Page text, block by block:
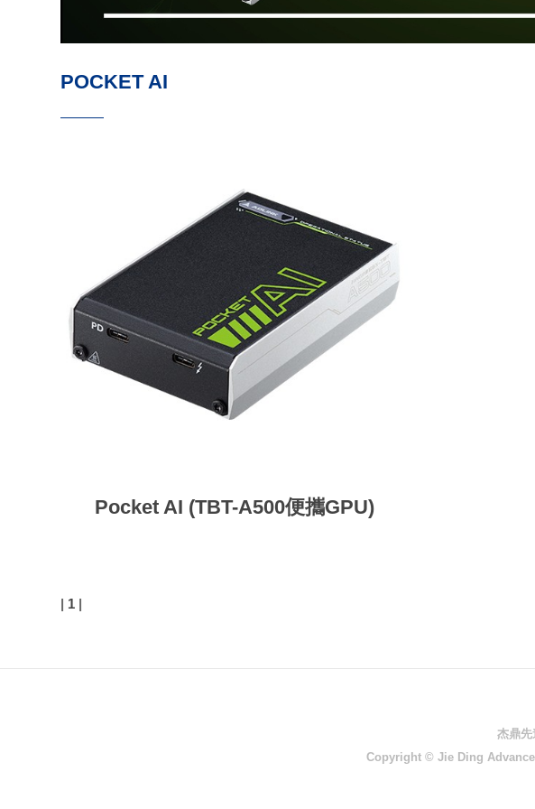
POCKET AI
Pocket AI (TBT-A500便攜GPU)
1
杰鼎
Copyright © Jie Ding